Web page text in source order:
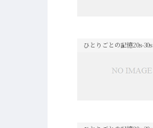
ひとりごとの記憶20s-30s